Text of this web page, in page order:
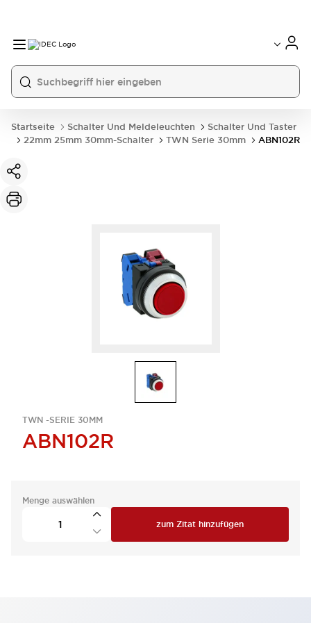
Startseite Schalter Und Meldeleuchten
Schalter Und Taster
22mm 25mm 30mm-Schalter
TWN Serie 30mm ABN102R
TWN -SERIE 30MM
ABN102R
Menge auswählen
zum Zitat hinzufügen